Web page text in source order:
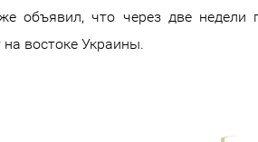
объявил, что через две
востоке Украины.